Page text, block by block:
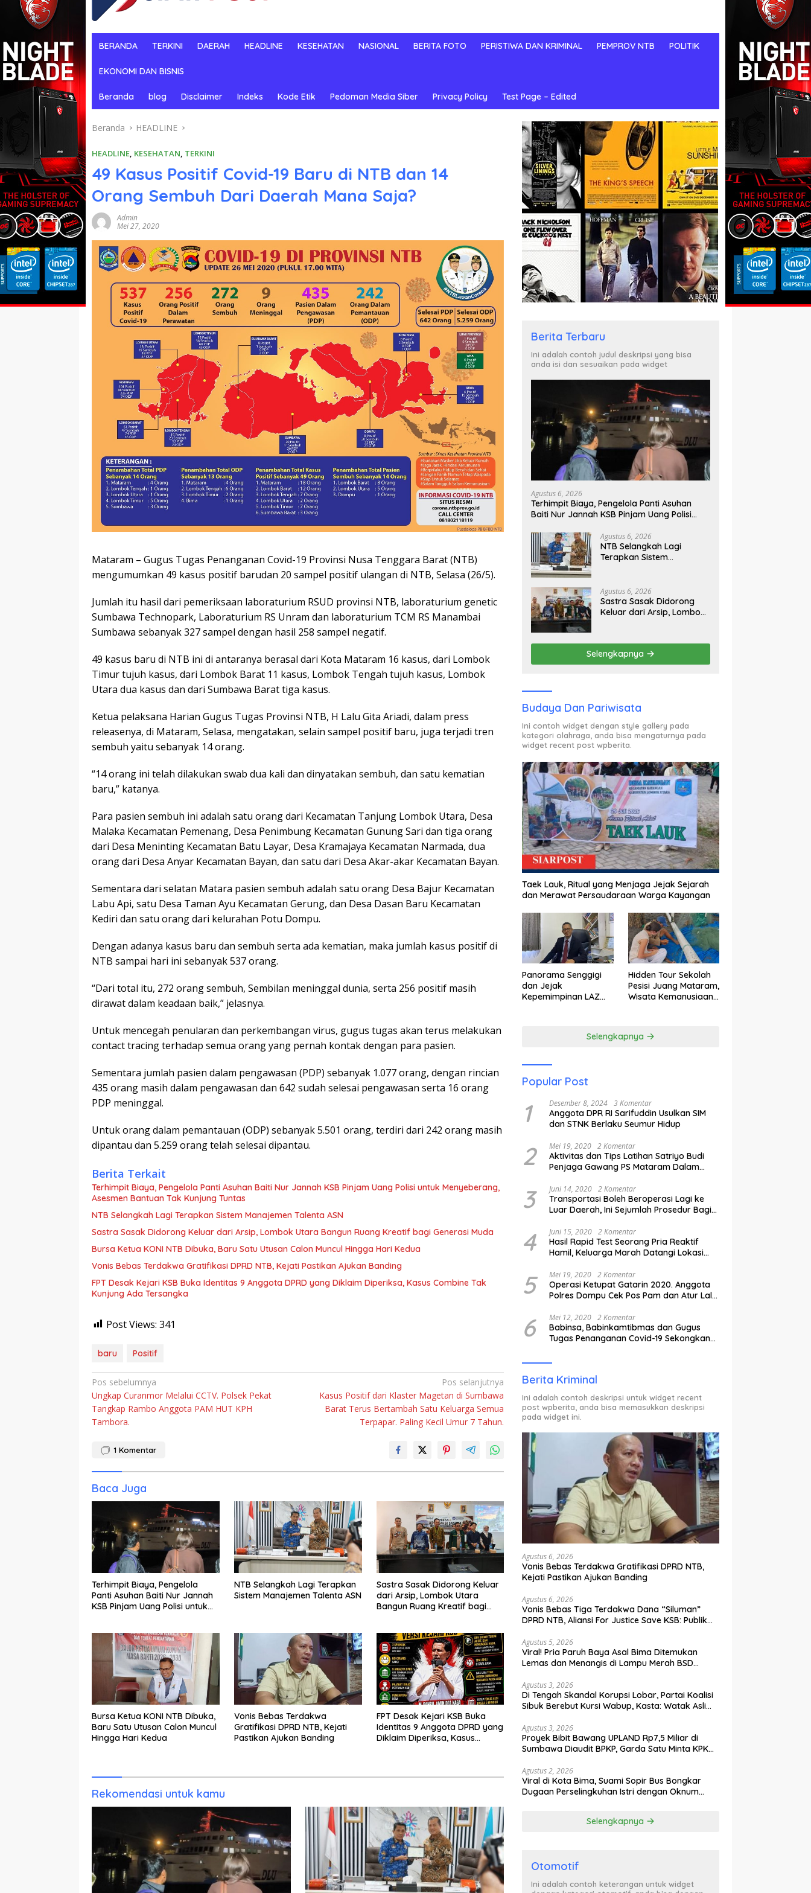
BERANDA TERKINI DAERAH HEADLINE KESEHATAN NASIONAL BERITA FOTO PERISTIWA DAN KRIMINAL PEMPROV NTB POLITIK
EKONOMI DAN BISNIS
Beranda blog Disclaimer Indeks Kode Etik Pedoman Media Siber Privacy Policy Test Page – Edited
Beranda HEADLINE
HEADLINE, KESEHATAN, TERKINI
49 Kasus Positif Covid-19 Baru di NTB dan 14
Orang Sembuh Dari Daerah Mana Saja?
Admin
Mei 27, 2020
Mataram – Gugus Tugas Penanganan Covid-19 Provinsi Nusa Tenggara Barat (NTB)
mengumumkan 49 kasus positif barudan 20 sampel positif ulangan di NTB, Selasa (26/5).
Jumlah itu hasil dari pemeriksaan laboraturium RSUD provinsi NTB, laboraturium genetic
Sumbawa Technopark, Laboraturium RS Unram dan laboraturium TCM RS Manambai
Sumbawa sebanyak 327 sampel dengan hasil 258 sampel negatif.
49 kasus baru di NTB ini di antaranya berasal dari Kota Mataram 16 kasus, dari Lombok
Timur tujuh kasus, dari Lombok Barat 11 kasus, Lombok Tengah tujuh kasus, Lombok
Utara dua kasus dan dari Sumbawa Barat tiga kasus.
Ketua pelaksana Harian Gugus Tugas Provinsi NTB, H Lalu Gita Ariadi, dalam press
releasenya, di Mataram, Selasa, mengatakan, selain sampel positif baru, juga terjadi tren
sembuh yaitu sebanyak 14 orang.
“14 orang ini telah dilakukan swab dua kali dan dinyatakan sembuh, dan satu kematian
baru,” katanya.
Para pasien sembuh ini adalah satu orang dari Kecamatan Tanjung Lombok Utara, Desa
Malaka Kecamatan Pemenang, Desa Penimbung Kecamatan Gunung Sari dan tiga orang
dari Desa Meninting Kecamatan Batu Layar, Desa Kramajaya Kecamatan Narmada, dua
orang dari Desa Anyar Kecamatan Bayan, dan satu dari Desa Akar-akar Kecamatan Bayan.
Sementara dari selatan Matara pasien sembuh adalah satu orang Desa Bajur Kecamatan
Labu Api, satu Desa Taman Ayu Kecamatan Gerung, dan Desa Dasan Baru Kecamatan
Kediri dan satu orang dari kelurahan Potu Dompu.
Dengan adanya kasus baru dan sembuh serta ada kematian, maka jumlah kasus positif di
NTB sampai hari ini sebanyak 537 orang.
“Dari total itu, 272 orang sembuh, Sembilan meninggal dunia, serta 256 positif masih
dirawat dalam keadaan baik,” jelasnya.
Untuk mencegah penularan dan perkembangan virus, gugus tugas akan terus melakukan
contact tracing terhadap semua orang yang pernah kontak dengan para pasien.
Sementara jumlah pasien dalam pengawasan (PDP) sebanyak 1.077 orang, dengan rincian
435 orang masih dalam pengawasan dan 642 sudah selesai pengawasan serta 16 orang
PDP meninggal.
Untuk orang dalam pemantauan (ODP) sebanyak 5.501 orang, terdiri dari 242 orang masih
dipantau dan 5.259 orang telah selesai dipantau.
Berita Terkait
Terhimpit Biaya, Pengelola Panti Asuhan Baiti Nur Jannah KSB Pinjam Uang Polisi untuk Menyeberang,
Asesmen Bantuan Tak Kunjung Tuntas
NTB Selangkah Lagi Terapkan Sistem Manajemen Talenta ASN
Sastra Sasak Didorong Keluar dari Arsip, Lombok Utara Bangun Ruang Kreatif bagi Generasi Muda
Bursa Ketua KONI NTB Dibuka, Baru Satu Utusan Calon Muncul Hingga Hari Kedua
Vonis Bebas Terdakwa Gratifikasi DPRD NTB, Kejati Pastikan Ajukan Banding
FPT Desak Kejari KSB Buka Identitas 9 Anggota DPRD yang Diklaim Diperiksa, Kasus Combine Tak
Kunjung Ada Tersangka
Post Views: 341
baru Positif
Navigasi
pos
Pos sebelumnya
Ungkap Curanmor Melalui CCTV. Polsek Pekat
Tangkap Rambo Anggota PAM HUT KPH
Tambora.
Pos selanjutnya
Kasus Positif dari Klaster Magetan di Sumbawa
Barat Terus Bertambah Satu Keluarga Semua
Terpapar. Paling Kecil Umur 7 Tahun.
1 Komentar
Baca Juga
Terhimpit Biaya, Pengelola
Panti Asuhan Baiti Nur Jannah
KSB Pinjam Uang Polisi untuk
NTB Selangkah Lagi Terapkan
Sistem Manajemen Talenta ASN
Sastra Sasak Didorong Keluar
dari Arsip, Lombok Utara
Bangun Ruang Kreatif bagi
Bursa Ketua KONI NTB Dibuka,
Baru Satu Utusan Calon Muncul
Hingga Hari Kedua
Vonis Bebas Terdakwa
Gratifikasi DPRD NTB, Kejati
Pastikan Ajukan Banding
FPT Desak Kejari KSB Buka
Identitas 9 Anggota DPRD yang
Diklaim Diperiksa, Kasus
Rekomendasi untuk kamu
Berita Terbaru
Ini adalah contoh judul deskripsi yang bisa
anda isi dan sesuaikan pada widget
Agustus 6, 2026
Terhimpit Biaya, Pengelola Panti Asuhan
Baiti Nur Jannah KSB Pinjam Uang Polisi
Kunjung Tuntas
Agustus 6, 2026
NTB Selangkah Lagi
Terapkan Sistem
Agustus 6, 2026
Sastra Sasak Didorong
Keluar dari Arsip, Lombok
Muda
Selengkapnya
Budaya Dan Pariwisata
Ini contoh widget dengan style gallery pada
kategori olahraga, anda bisa mengaturnya pada
widget recent post wpberita.
Taek Lauk, Ritual yang Menjaga Jejak Sejarah
dan Merawat Persaudaraan Warga Kayangan
Panorama Senggigi
dan Jejak
Kepemimpinan LAZ
Hidden Tour Sekolah
Pesisi Juang Mataram,
Wisata Kemanusiaan
Selengkapnya
Popular Post
1 Desember 8, 2024 3 Komentar
Anggota DPR RI Sarifuddin Usulkan SIM
dan STNK Berlaku Seumur Hidup
2 Mei 19, 2020 2 Komentar
Aktivitas dan Tips Latihan Satriyo Budi
Penjaga Gawang PS Mataram Dalam
3 Juni 14, 2020 2 Komentar
Transportasi Boleh Beroperasi Lagi ke
Luar Daerah, Ini Sejumlah Prosedur Bagi
4 Juni 15, 2020 2 Komentar
Hasil Rapid Test Seorang Pria Reaktif
Hamil, Keluarga Marah Datangi Lokasi
5 Mei 19, 2020 2 Komentar
Operasi Ketupat Gatarin 2020. Anggota
Polres Dompu Cek Pos Pam dan Atur Lalu
6 Mei 12, 2020 2 Komentar
Babinsa, Babinkamtibmas dan Gugus
Tugas Penanganan Covid-19 Sekongkang
ODP.
Berita Kriminal
Ini adalah contoh deskripsi untuk widget recent
post wpberita, anda bisa memasukkan deskripsi
pada widget ini.
Agustus 6, 2026
Vonis Bebas Terdakwa Gratifikasi DPRD NTB,
Kejati Pastikan Ajukan Banding
Agustus 6, 2026
Vonis Bebas Tiga Terdakwa Dana “Siluman”
DPRD NTB, Aliansi For Justice Save KSB: Publik
Agustus 5, 2026
Viral! Pria Paruh Baya Asal Bima Ditemukan
Lemas dan Menangis di Lampu Merah BSD
Agustus 3, 2026
Di Tengah Skandal Korupsi Lobar, Partai Koalisi
Sibuk Berebut Kursi Wabup, Kasta: Watak Asli
Agustus 3, 2026
Proyek Bibit Bawang UPLAND Rp7,5 Miliar di
Sumbawa Diaudit BPKP, Garda Satu Minta KPK
Agustus 2, 2026
Viral di Kota Bima, Suami Sopir Bus Bongkar
Dugaan Perselingkuhan Istri dengan Oknum
Selengkapnya
Otomotif
Ini adalah contoh keterangan untuk widget